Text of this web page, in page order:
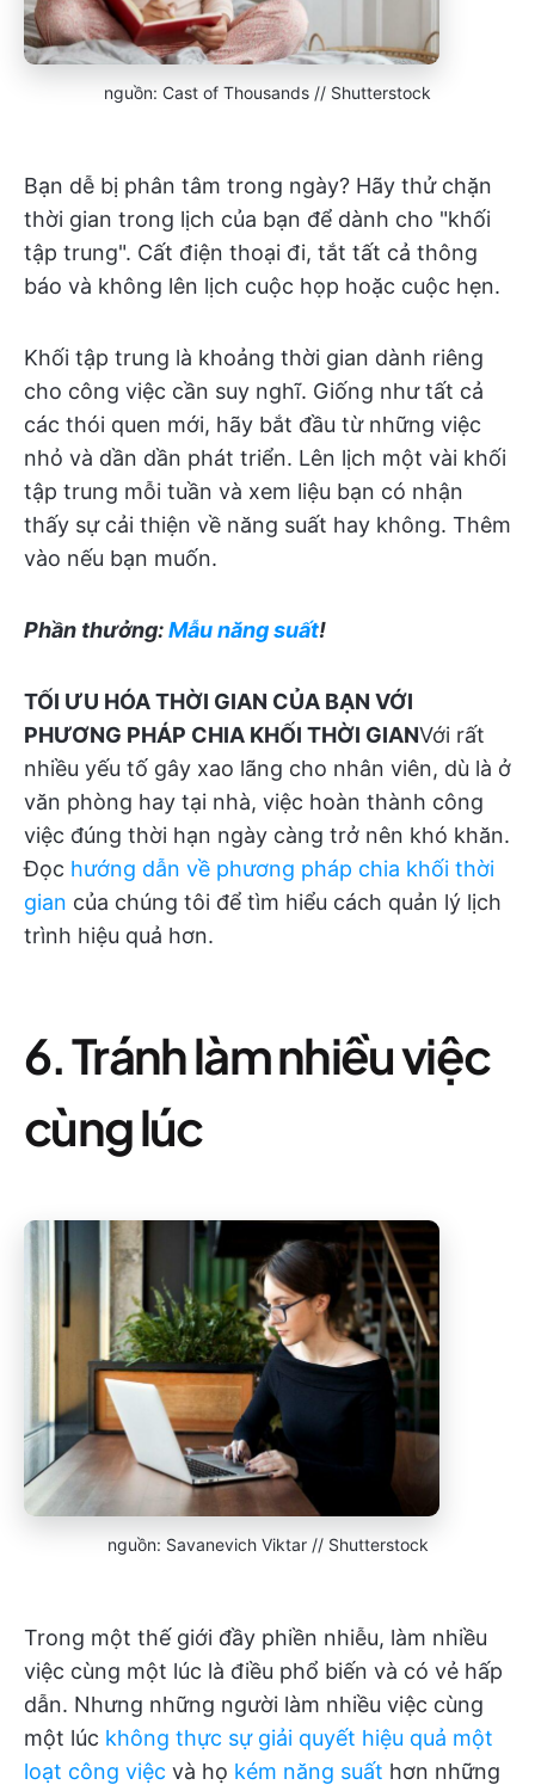
nguồn: Cast of Thousands // Shutterstock
Bạn dễ bị phân tâm trong ngày? Hãy thử chặn
thời gian trong lịch của bạn để dành cho "khối
tập trung". Cất điện thoại đi, tắt tất cả thông
báo và không lên lịch cuộc họp hoặc cuộc hẹn.
Khối tập trung là khoảng thời gian dành riêng
cho công việc cần suy nghĩ. Giống như tất cả
các thói quen mới, hãy bắt đầu từ những việc
nhỏ và dần dần phát triển. Lên lịch một vài khối
tập trung mỗi tuần và xem liệu bạn có nhận
thấy sự cải thiện về năng suất hay không. Thêm
vào nếu bạn muốn.
Phần thưởng:Mẫu năng suất!
TỐI ƯU HÓA THỜI GIAN CỦA BẠN VỚI
PHƯƠNG PHÁP CHIA KHỐI THỜI GIANVới rất
nhiều yếu tố gây xao lãng cho nhân viên, dù là ở
văn phòng hay tại nhà, việc hoàn thành công
việc đúng thời hạn ngày càng trở nên khó khăn.
Đọc hướng dẫn về phương pháp chia khối thời
gian của chúng tôi để tìm hiểu cách quản lý lịch
trình hiệu quả hơn.
6. Tránh làm nhiều việc
cùng lúc
nguồn: Savanevich Viktar // Shutterstock
Trong một thế giới đầy phiền nhiễu, làm nhiều
việc cùng một lúc là điều phổ biến và có vẻ hấp
dẫn. Nhưng những người làm nhiều việc cùng
một lúc không thực sự giải quyết hiệu quả một
loạt công việc và họ kém năng suất hơn những